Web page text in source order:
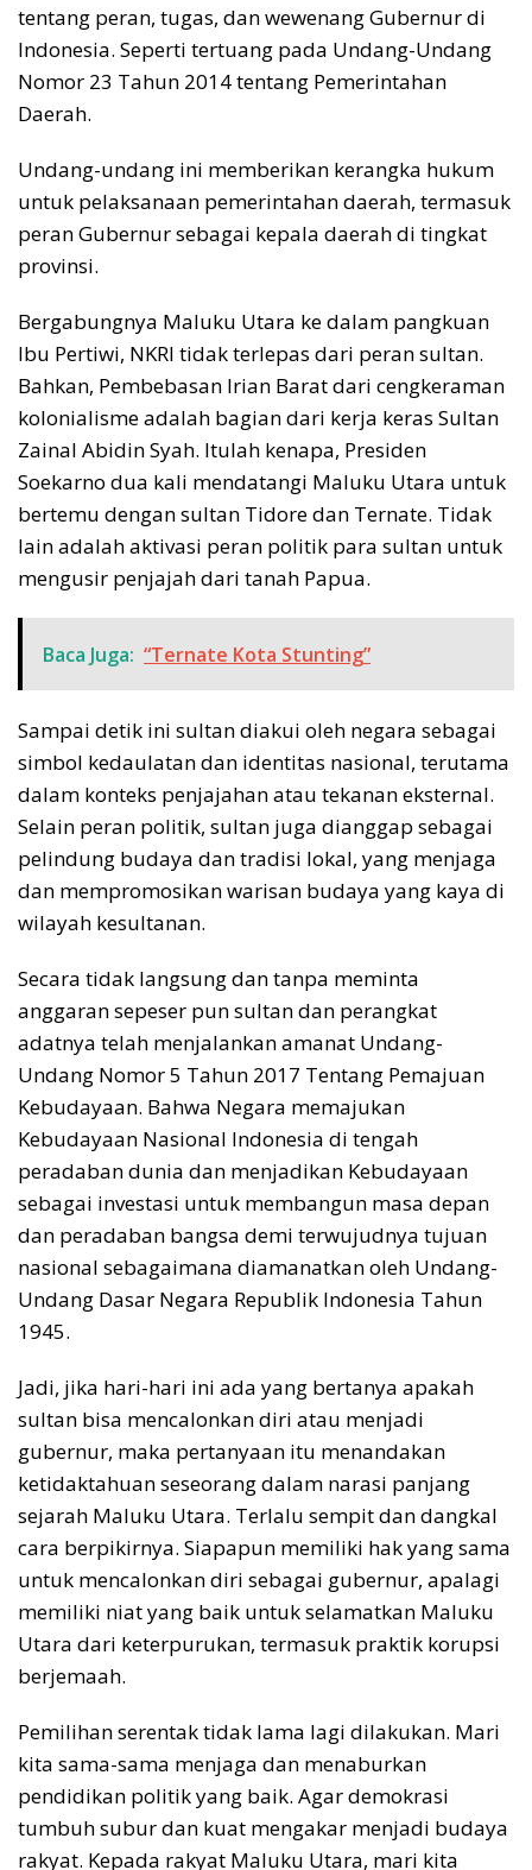
tentang peran, tugas, dan wewenang Gubernur di
Indonesia. Seperti tertuang pada Undang-Undang
Nomor 23 Tahun 2014 tentang Pemerintahan
Daerah.
Undang-undang ini memberikan kerangka hukum
untuk pelaksanaan pemerintahan daerah, termasuk
peran Gubernur sebagai kepala daerah di tingkat
provinsi.
Bergabungnya Maluku Utara ke dalam pangkuan
Ibu Pertiwi, NKRI tidak terlepas dari peran sultan.
Bahkan, Pembebasan Irian Barat dari cengkeraman
kolonialisme adalah bagian dari kerja keras Sultan
Zainal Abidin Syah. Itulah kenapa, Presiden
Soekarno dua kali mendatangi Maluku Utara untuk
bertemu dengan sultan Tidore dan Ternate. Tidak
lain adalah aktivasi peran politik para sultan untuk
mengusir penjajah dari tanah Papua.
Baca Juga: “Ternate Kota Stunting”
Sampai detik ini sultan diakui oleh negara sebagai
simbol kedaulatan dan identitas nasional, terutama
dalam konteks penjajahan atau tekanan eksternal.
Selain peran politik, sultan juga dianggap sebagai
pelindung budaya dan tradisi lokal, yang menjaga
dan mempromosikan warisan budaya yang kaya di
wilayah kesultanan.
Secara tidak langsung dan tanpa meminta
anggaran sepeser pun sultan dan perangkat
adatnya telah menjalankan amanat Undang-
Undang Nomor 5 Tahun 2017 Tentang Pemajuan
Kebudayaan. Bahwa Negara memajukan
Kebudayaan Nasional Indonesia di tengah
peradaban dunia dan menjadikan Kebudayaan
sebagai investasi untuk membangun masa depan
dan peradaban bangsa demi terwujudnya tujuan
nasional sebagaimana diamanatkan oleh Undang-
Undang Dasar Negara Republik Indonesia Tahun
1945.
Jadi, jika hari-hari ini ada yang bertanya apakah
sultan bisa mencalonkan diri atau menjadi
gubernur, maka pertanyaan itu menandakan
ketidaktahuan seseorang dalam narasi panjang
sejarah Maluku Utara. Terlalu sempit dan dangkal
cara berpikirnya. Siapapun memiliki hak yang sama
untuk mencalonkan diri sebagai gubernur, apalagi
memiliki niat yang baik untuk selamatkan Maluku
Utara dari keterpurukan, termasuk praktik korupsi
berjemaah.
Pemilihan serentak tidak lama lagi dilakukan. Mari
kita sama-sama menjaga dan menaburkan
pendidikan politik yang baik. Agar demokrasi
tumbuh subur dan kuat mengakar menjadi budaya
rakyat. Kepada rakyat Maluku Utara, mari kita